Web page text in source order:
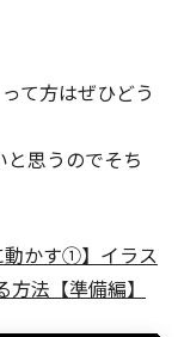
て方はぜひどう
思うのでそち
動かす①】イラス
法【準備編】